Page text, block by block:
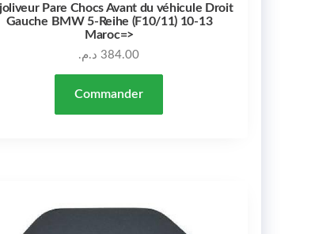
Pare Chocs Avant du véhicule Droit
Gauche BMW 5-Reihe (F10/11) 10-13
Maroc=>
384.00 د.م.
Commander